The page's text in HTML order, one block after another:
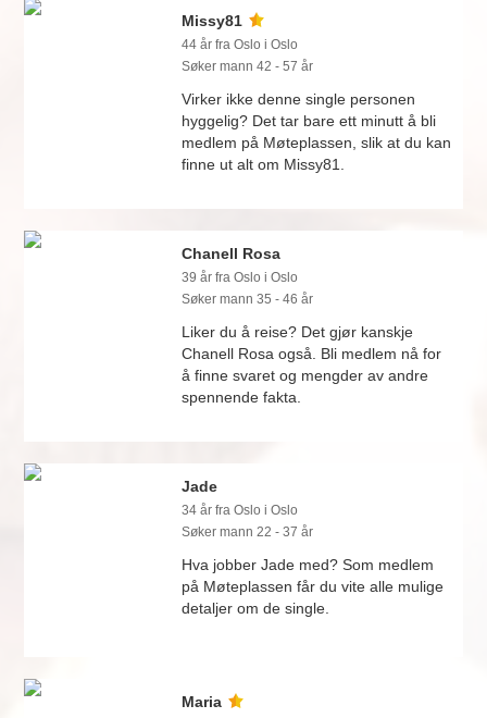
Missy81
44 år fra Oslo i Oslo
Søker mann 42 - 57 år
Virker ikke denne single personen
hyggelig? Det tar bare ett minutt å bli
medlem på Møteplassen, slik at du kan
finne ut alt om Missy81.
Chanell Rosa
39 år fra Oslo i Oslo
Søker mann 35 - 46 år
Liker du å reise? Det gjør kanskje
Chanell Rosa også. Bli medlem nå for
å finne svaret og mengder av andre
spennende fakta.
Jade
34 år fra Oslo i Oslo
Søker mann 22 - 37 år
Hva jobber Jade med? Som medlem
på Møteplassen får du vite alle mulige
detaljer om de single.
Maria